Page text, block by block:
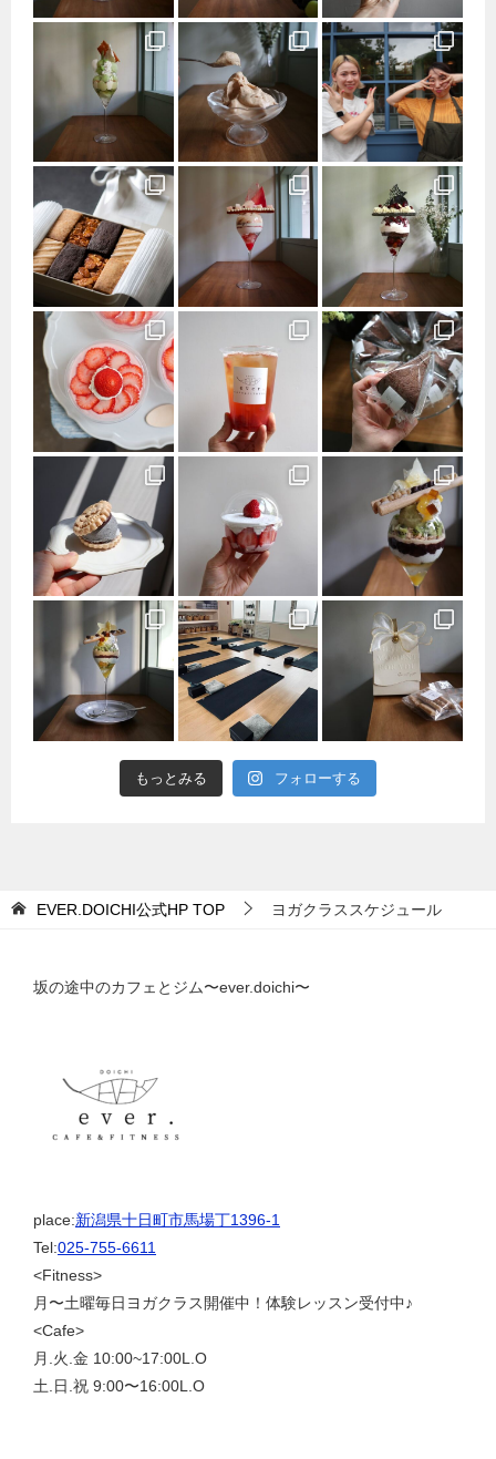
もっとみる フォローする
EVER.DOICHI公式HP TOP ヨガクラススケジュール
坂の途中のカフェとジム〜ever.doichi〜
place:新潟県十日町市馬場丁1396-1
Tel:025-755-6611
<Fitness>
月〜土曜毎日ヨガクラス開催中！体験レッスン受付中♪
<Cafe>
月.火.金 10:00~17:00L.O
土.日.祝 9:00〜16:00L.O